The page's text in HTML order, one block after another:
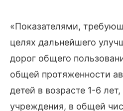
«Показателями,
целях дальнейшего
дорог общего
общей протяженности
детей в возрасте 1-6
учреждения, в общей